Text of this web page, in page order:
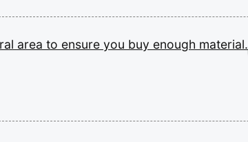
area to ensure you buy enough material.